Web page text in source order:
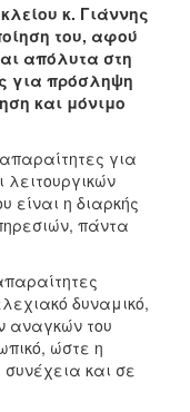
κ. Γιάννης
του, αφού
απόλυτα στη
για πρόσληψη
και μόνιμο
για
είναι η διαρκής
πάντα
δυναμικό,
αναγκών του
ώστε η
και σε